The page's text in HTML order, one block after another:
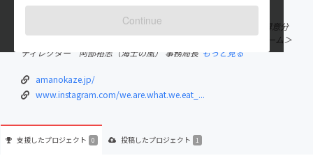
Continue
出身国：日本 出身地：島根県
アリス・ウォータース来日プロジェクトは、暮らす土地も背景も得意分
野も多様な10人のチームで動いています。 ＜来日プロジェクトチーム＞
ディレクター 阿部裕志（海士の風） 事務局長 もっと見る
amanokaze.jp/
www.instagram.com/we.are.what.we.eat_...
支援したプロジェクト 0 投稿したプロジェクト 1